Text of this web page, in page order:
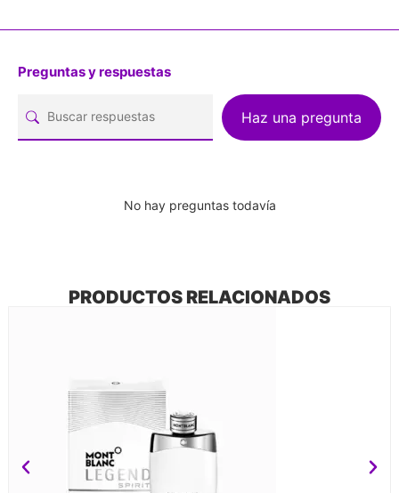
Preguntas y respuestas
Haz una pregunta
No hay preguntas todavía
PRODUCTOS RELACIONADOS